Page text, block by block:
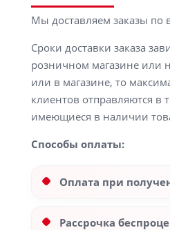
Мы доставляем заказы по
Сроки доставки заказа
розничном магазине или
или в магазине, то
клиентов отправляются в
имеющиеся в наличии
Способы оплаты:
Оплата при
Рассрочка